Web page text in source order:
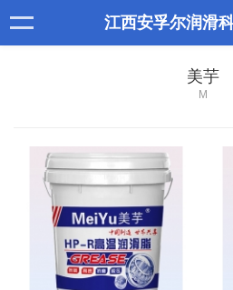
江西安孚尔润滑
美芋
M